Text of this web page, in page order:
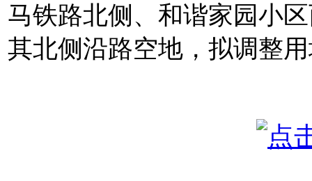
马铁路北侧、和谐家园小
其北侧沿路空地，拟调整